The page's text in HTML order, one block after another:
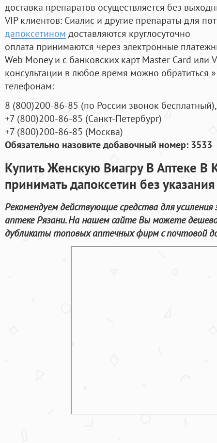
доставка препаратов осуществляется без
VIP клиентов: Сиалис и другие препараты для
дапоксетином доставляются круглосуточно
оплата принимаются через электронные
Web Money и с банковских карт Master Card или
консультации в любое время можно обратиться
телефонам:
8 (800)200-86-85 (по России звонок бесплатный),
+7 (800)200-86-85 (Санкт-Петербург)
+7 (800)200-86-85 (Москва)
Обязательно назовите добавочный номер: 3533
Купить Женскую Виагру В Аптеке
принимать дапоксетин без
Рекомендуем действующие средства для
аптеке Рязани. На нашем сайте Вы можете
дубликаты топовых аптечных фирм с почтовой